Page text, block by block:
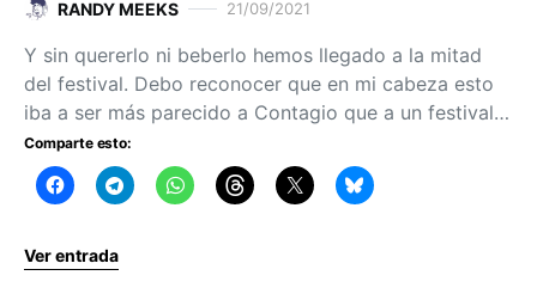
RANDY MEEKS 21/09/2021
Y sin quererlo ni beberlo hemos llegado a la mitad
del festival. Debo reconocer que en mi cabeza esto
iba a ser más parecido a Contagio que a un festival…
Comparte esto:
Ver entrada